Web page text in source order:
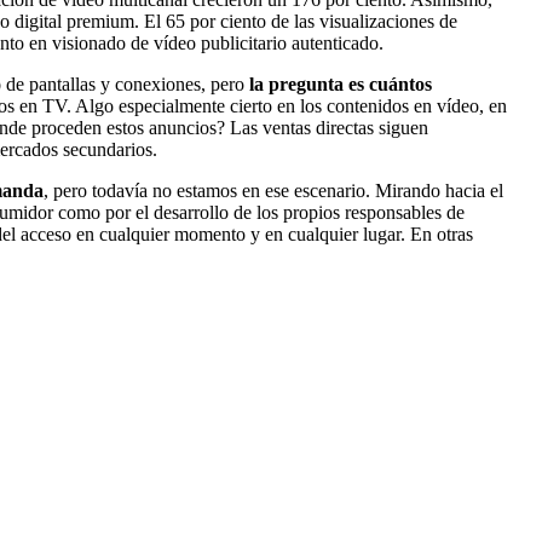
digital premium. El 65 por ciento de las visualizaciones de
en visionado de vídeo publicitario autenticado.
pantallas y conexiones, pero la pregunta es cuántos
en TV. Algo especialmente cierto en los contenidos en vídeo, en
proceden estos anuncios? Las ventas directas siguen
secundarios.
, pero todavía no estamos en ese escenario. Mirando hacia el
como por el desarrollo de los propios responsables de
acceso en cualquier momento y en cualquier lugar. En otras